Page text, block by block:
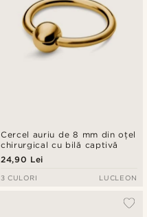
Cercel auriu de 8 mm din oțel
chirurgical cu bilă captivă
24,90 Lei
3 CULORI LUCLEON